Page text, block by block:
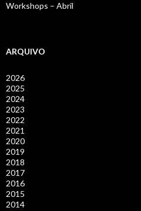
Workshops – Abril
ARQUIVO
2026
2025
2024
2023
2022
2021
2020
2019
2018
2017
2016
2015
2014